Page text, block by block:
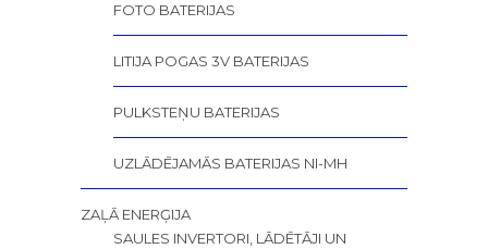
FOTO BATERIJAS
LITIJA POGAS 3V BATERIJAS
PULKSTEŅU BATERIJAS
UZLĀDĒJAMĀS BATERIJAS NI-MH
ZAĻĀ ENERĢIJA
SAULES INVERTORI, LĀDĒTĀJI UN